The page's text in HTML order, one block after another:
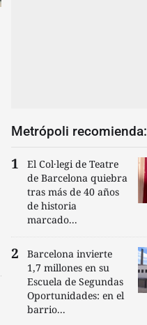
Metrópoli recomienda:
El Col·legi de Teatre
de Barcelona quiebra
tras más de 40 años
de historia
marcado...
Barcelona invierte
1,7 millones en su
Escuela de Segundas
Oportunidades: en el
barrio...